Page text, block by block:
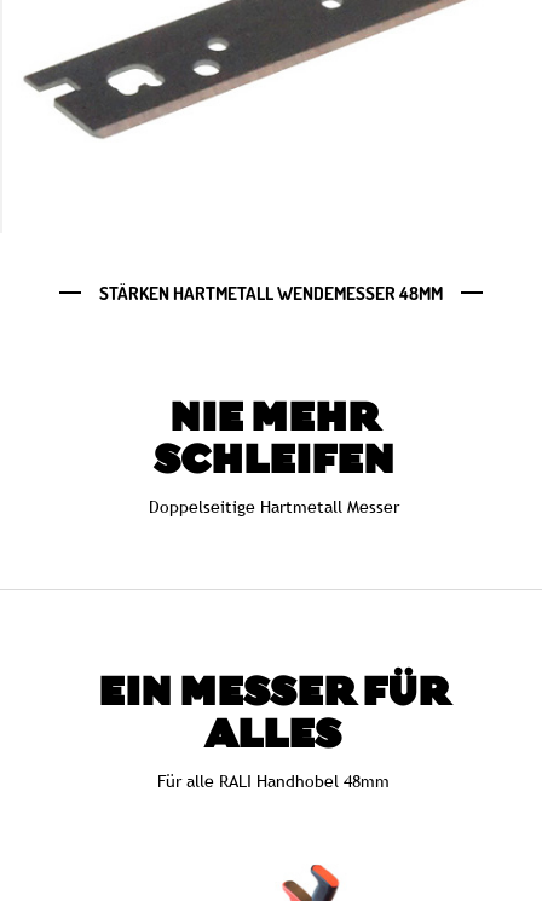
STÄRKEN HARTMETALL WENDEMESSER 48MM
NIE MEHR
SCHLEIFEN
Doppelseitige Hartmetall Messer
EIN MESSER FÜR
ALLES
Für alle RALI Handhobel 48mm